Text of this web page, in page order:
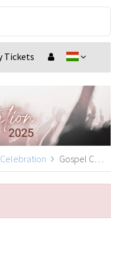
Tickets
Gospel Celebration, Wassertrüdingen